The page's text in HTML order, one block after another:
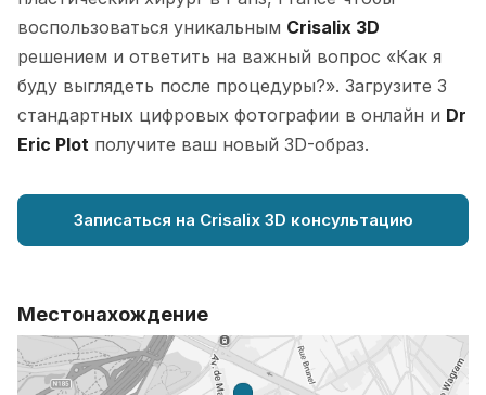
воспользоваться уникальным Crisalix 3D
решением и ответить на важный вопрос «Как я
буду выглядеть после процедуры?». Загрузите 3
стандартных цифровых фотографии в онлайн и Dr
Eric Plot получите ваш новый 3D-образ.
Записаться на Crisalix 3D консультацию
Местонахождение